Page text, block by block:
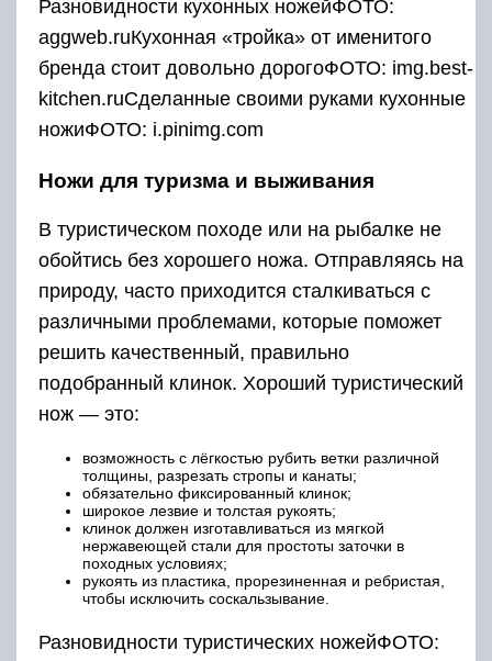
Разновидности кухонных ножейФОТО:
aggweb.ruКухонная «тройка» от именитого
бренда стоит довольно дорогоФОТО: img.best-
kitchen.ruСделанные своими руками кухонные
ножиФОТО: i.pinimg.com
Ножи для туризма и выживания
В туристическом походе или на рыбалке не
обойтись без хорошего ножа. Отправляясь на
природу, часто приходится сталкиваться с
различными проблемами, которые поможет
решить качественный, правильно
подобранный клинок. Хороший туристический
нож — это:
возможность с лёгкостью рубить ветки различной
толщины, разрезать стропы и канаты;
обязательно фиксированный клинок;
широкое лезвие и толстая рукоять;
клинок должен изготавливаться из мягкой
нержавеющей стали для простоты заточки в
походных условиях;
рукоять из пластика, прорезиненная и ребристая,
чтобы исключить соскальзывание.
Разновидности туристических ножейФОТО: